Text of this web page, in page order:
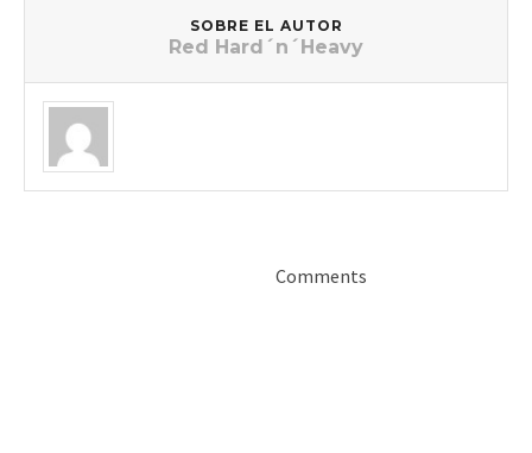
SOBRE EL AUTOR
Red Hard´n´Heavy
Comments